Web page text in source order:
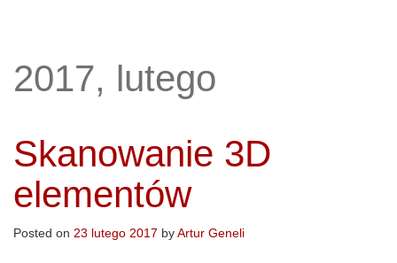
2017, lutego
Skanowanie 3D
elementów
Posted on 23 lutego 2017 byArtur Geneli